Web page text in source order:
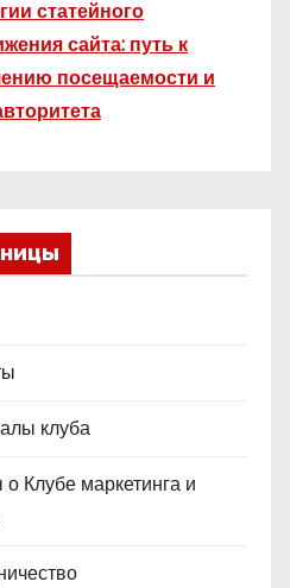
статейного
сайта: путь к
посещаемости и
клуба
Клубе маркетинга и